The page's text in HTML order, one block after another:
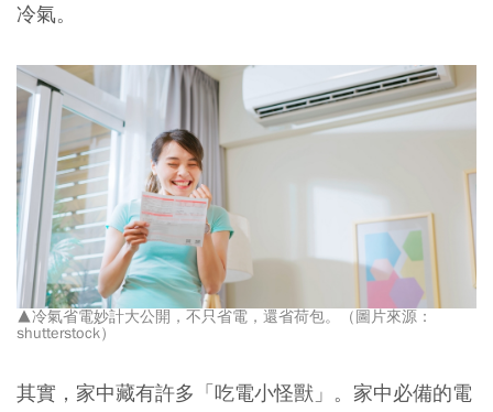
冷氣。
▲冷氣省電妙計大公開，不只省電，還省荷包。（圖片來源：
shutterstock）
其實，家中藏有許多「吃電小怪獸」。 家中必備的電